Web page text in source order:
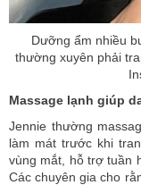
Dưỡng ẩm nhiều
thường xuyên phải
Massage lạnh giúp
Jennie thường
làm mát trước khi
vùng mắt, hỗ trợ tuần
Các chuyên gia cho